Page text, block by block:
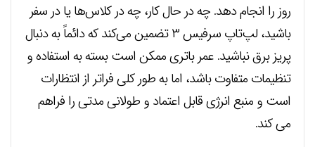
روز را انجام دهد. چه در حال کار، چه در کلاس‌ها یا در سفر
باشید، لپ‌تاپ سرفیس ۳ تضمین می‌کند که دائماً به دنبال
پریز برق نباشید. عمر باتری ممکن است بسته به استفاده و
تنظیمات متفاوت باشد، اما به طور کلی فراتر از انتظارات
است و منبع انرژی قابل اعتماد و طولانی مدتی را فراهم
می کند.